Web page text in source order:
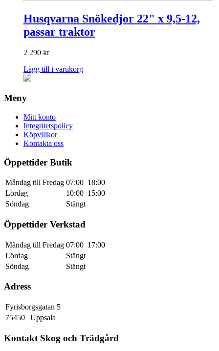
Husqvarna Snökedjor 22" x 9,5-12,
passar traktor
2 290 kr
Lägg till i varukorg
Meny
Mitt konto
Integritetspolicy
Köpvillkor
Kontakta oss
Öppettider Butik
Måndag till Fredag 07:00 18:00
Lördag
10:00 15:00
Söndag
Stängt
Öppettider Verkstad
Måndag till Fredag 07:00 17:00
Lördag
Stängt
Söndag
Stängt
Adress
Fyrisborgsgatan 5
75450
Uppsala
Kontakt Skog och Trädgård